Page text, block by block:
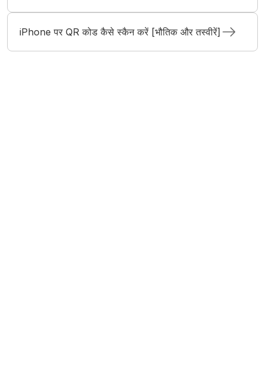
iPhone पर QR कोड कैसे स्कैन करें [भौतिक और तस्वीरें]